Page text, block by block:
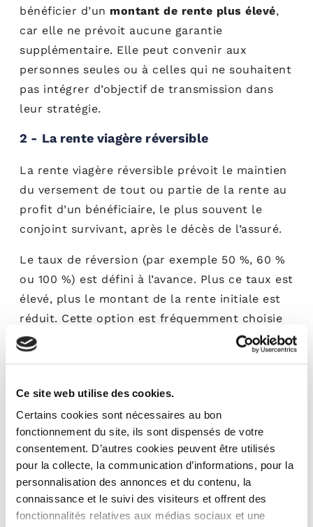
Ce site web utilise des cookies.
Certains cookies sont nécessaires au bon
fonctionnement du site, ils sont dispensés de votre
consentement. D’autres cookies peuvent être utilisés
pour la collecte, la communication d’informations, pour la
personnalisation des annonces et du contenu, la
connaissance et le suivi des visiteurs et offrent des
fonctionnalités relatives aux médias sociaux et une
bénéficier d’un montant de rente plus élevé,
car elle ne prévoit aucune garantie
supplémentaire. Elle peut convenir aux
personnes seules ou à celles qui ne souhaitent
pas intégrer d’objectif de transmission dans
leur stratégie.
2 - La rente viagère réversible
La rente viagère réversible prévoit le maintien
du versement de tout ou partie de la rente au
profit d’un bénéficiaire, le plus souvent le
conjoint survivant, après le décès de l’assuré.
Le taux de réversion (par exemple 50 %, 60 %
ou 100 %) est défini à l’avance. Plus ce taux est
élevé, plus le montant de la rente initiale est
réduit. Cette option est fréquemment choisie
pour
sécuriser le niveau de vie du conjoint.
La rente avec annuités garanties assure le
versement pendant une durée minimale
déterminée, même en cas de décès prématuré
de l’assuré. Si celui-ci décède avant la fin de la
période garantie, les rentes restantes sont
versées aux bénéficiaires désignés.